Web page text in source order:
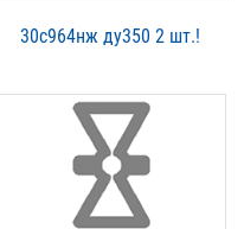
30с964нж ду350 2 шт.!